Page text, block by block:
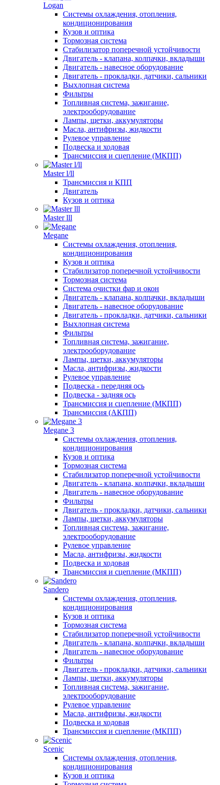
Logan
Системы охлаждения, отопления,
кондиционирования
Кузов и оптика
Тормозная система
Стабилизатор поперечной устойчивости
Двигатель - клапана, колпачки, вкладыши
Двигатель - навесное оборудование
Двигатель - прокладки, датчики, сальники
Выхлопная система
Фильтры
Топливная система, зажигание,
электрооборудование
Лампы, щетки, аккумуляторы
Масла, антифризы, жидкости
Рулевое управление
Подвеска и ходовая
Трансмиссия и сцепление (МКПП)
Master l/ll
Трансмиссия и КПП
Двигатель
Кузов и оптика
Master lll
Megane
Системы охлаждения, отопления,
кондиционирования
Кузов и оптика
Стабилизатор поперечной устойчивости
Тормозная система
Система очистки фар и окон
Двигатель - клапана, колпачки, вкладыши
Двигатель - навесное оборудование
Двигатель - прокладки, датчики, сальники
Выхлопная система
Фильтры
Топливная система, зажигание,
электрооборудование
Лампы, щетки, аккумуляторы
Масла, антифризы, жидкости
Рулевое управление
Подвеска - передняя ось
Подвеска - задняя ось
Трансмиссия и сцепление (МКПП)
Трансмиссия (АКПП)
Megane 3
Системы охлаждения, отопления,
кондиционирования
Кузов и оптика
Тормозная система
Стабилизатор поперечной устойчивости
Двигатель - клапана, колпачки, вкладыши
Двигатель - навесное оборудование
Фильтры
Двигатель - прокладки, датчики, сальники
Лампы, щетки, аккумуляторы
Топливная система, зажигание,
электрооборудование
Рулевое управление
Масла, антифризы, жидкости
Подвеска и ходовая
Трансмиссия и сцепление (МКПП)
Sandero
Системы охлаждения, отопления,
кондиционирования
Кузов и оптика
Тормозная система
Стабилизатор поперечной устойчивости
Двигатель - клапана, колпачки, вкладыши
Двигатель - навесное оборудование
Фильтры
Двигатель - прокладки, датчики, сальники
Лампы, щетки, аккумуляторы
Топливная система, зажигание,
электрооборудование
Рулевое управление
Масла, антифризы, жидкости
Подвеска и ходовая
Трансмиссия и сцепление (МКПП)
Scenic
Системы охлаждения, отопления,
кондиционирования
Кузов и оптика